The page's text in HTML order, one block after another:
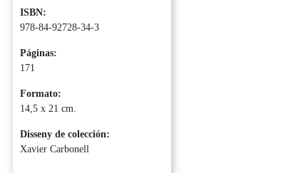
ISBN:
978-84-92728-34-3
Páginas:
171
Formato:
14,5 x 21 cm.
Disseny de colección:
Xavier Carbonell